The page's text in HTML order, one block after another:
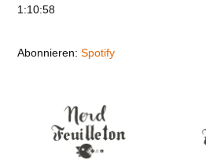
Spotify
TEILEN
LINK
1:10:58
Abonnieren:Spotify